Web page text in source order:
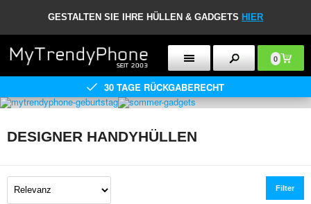
GESTALTEN SIE IHRE HÜLLEN & GADGETS HIER
0
30 TAGE RÜCKGABERECHT
DESIGNER HANDYHÜLLEN
Filter